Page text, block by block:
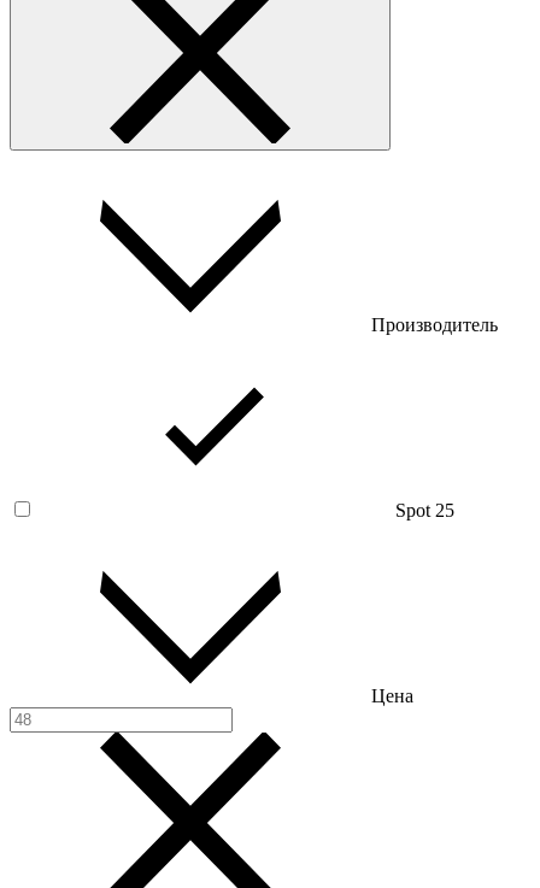
Производитель
Spot 25
Цена